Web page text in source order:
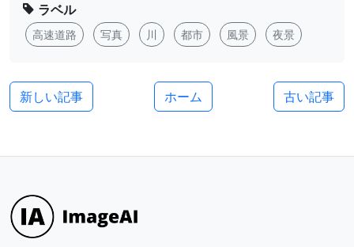
ラベル
高速道路 写真 川 都市 風景 夜景
新しい記事 ホーム 古い記事